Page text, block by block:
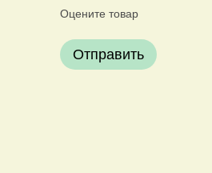
Оцените товар
Отправить